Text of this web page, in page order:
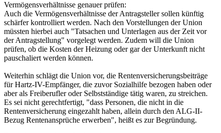
Vermögensverhältnisse genauer prüfen:
Auch die Vermögensverhältnisse der Antragsteller sollen künftig
schärfer kontrolliert werden. Nach den Vorstellungen der Union
müssten hierbei auch "Tatsachen und Unterlagen aus der Zeit vor
der Antragstellung" vorgelegt werden. Zudem will die Union
prüfen, ob die Kosten der Heizung oder gar der Unterkunft nicht
pauschaliert werden können.
Weiterhin schlägt die Union vor, die Rentenversicherungsbeiträge
für Hartz-IV-Empfänger, die zuvor Sozialhilfe bezogen haben oder
aber als Freiberufler oder Selbstständige tätig waren, zu streichen.
Es sei nicht gerechtfertigt, "dass Personen, die nicht in die
Rentenversicherung eingezahlt haben, allein durch den ALG-II-
Bezug Rentenansprüche erwerben", heißt es zur Begründung.